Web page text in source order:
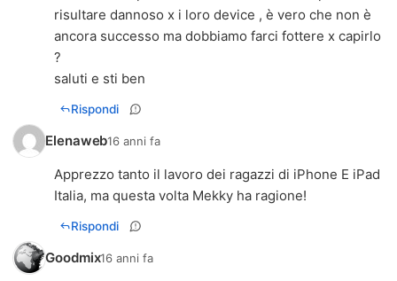
risultare dannoso x i loro device , è vero che non è
ancora successo ma dobbiamo farci fottere x capirlo
?
saluti e sti ben
Rispondi
Elenaweb16 anni fa
Apprezzo tanto il lavoro dei ragazzi di iPhone E iPad
Italia, ma questa volta Mekky ha ragione!
Rispondi
Goodmix16 anni fa